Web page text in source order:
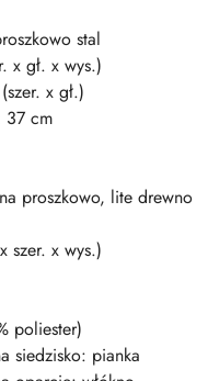
stal
x gł. x wys.)
x gł.)
37 cm
proszkowo, lite drewno
szer. x wys.)
poliester)
siedzisko: pianka